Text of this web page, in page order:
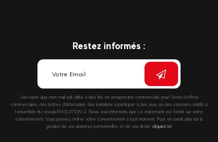
Restez informés :
J’accepte que mon mail soit utilisé à des fins de prospection commerciale pour l’envoi d’offres
commerciales, des lettres d’information, des invitations à participer à des jeux ou des concours relatifs à
l’ensemble du réseau EVOLUTION 2. Nous vous informons que ce traitement est fondé sur votre
consentement. Vous pouvez retirer votre consentement à tout moment. Pour en savoir plus sur la
gestion de vos données personnelles et de vos droits :cliquez ici